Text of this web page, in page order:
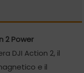
2 Power
DJI Action 2, il
e il